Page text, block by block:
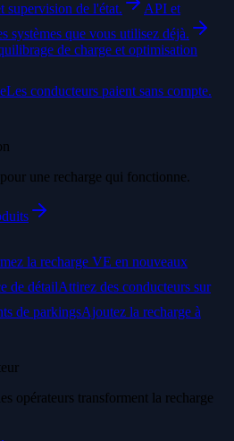
supervision de l'état.
API et
systèmes que vous utilisez déjà.
de charge et optimisation
Les conducteurs paient sans compte.
une recharge qui fonctionne.
la recharge VE en nouveaux
de détailAttirez des conducteurs sur
de parkingsAjoutez la recharge à
opérateurs transforment la recharge